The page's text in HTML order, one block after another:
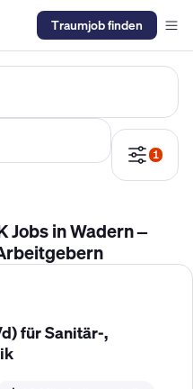
Traumjob finden
1
Jobs in Wadern –
für Sanitär-,